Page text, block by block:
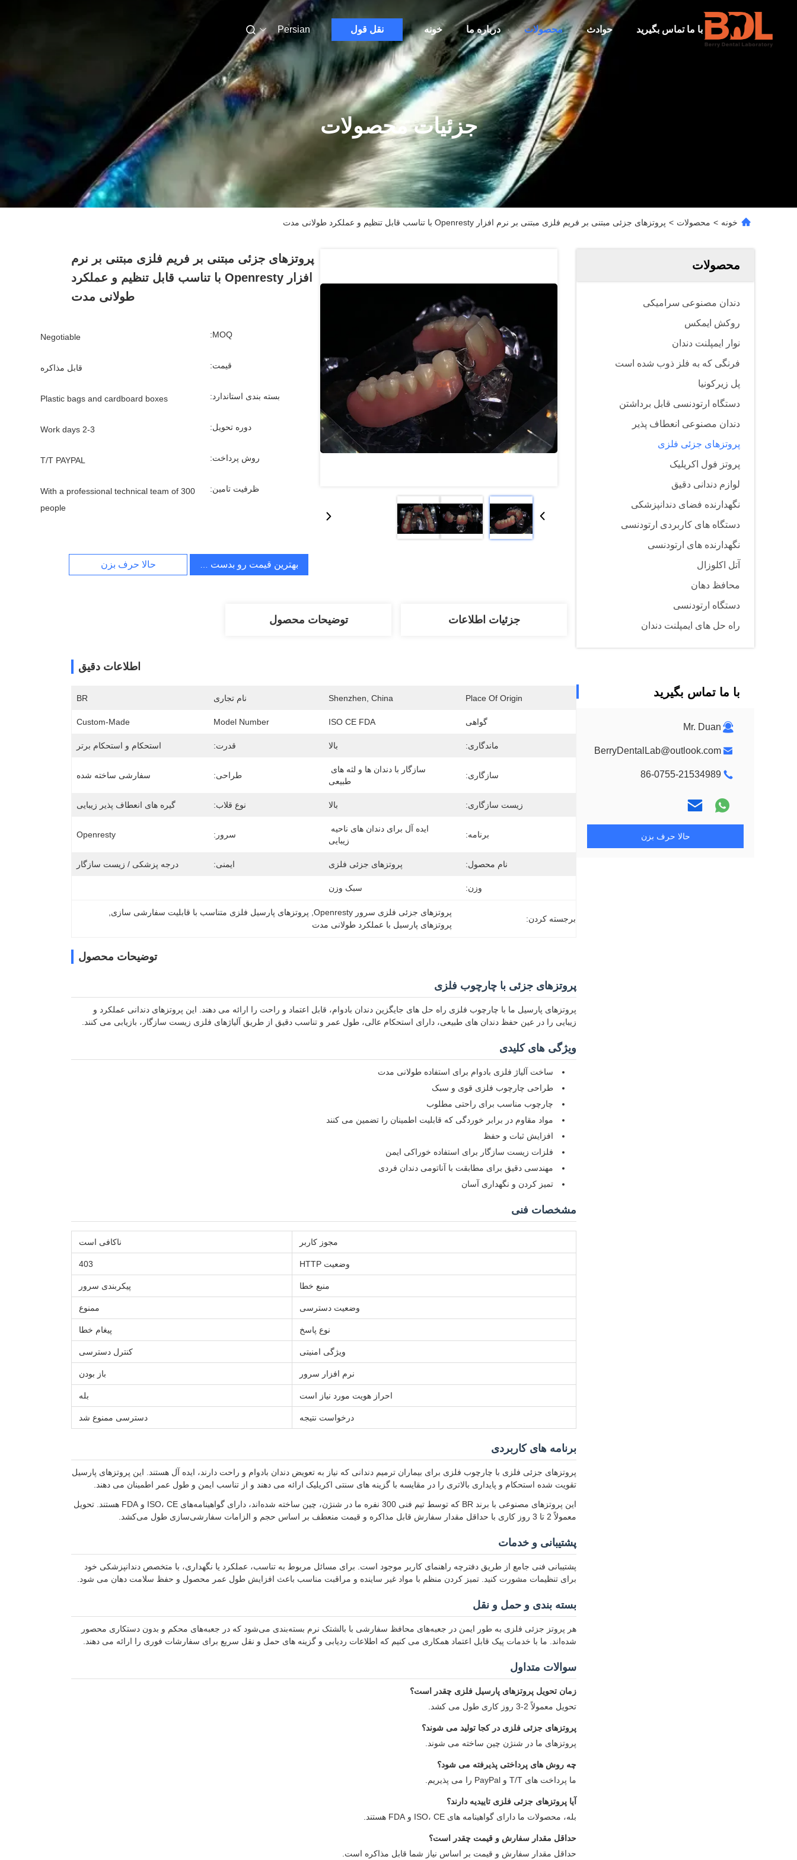
خونه درباره ما محصولات حوادث با ما تماس بگیرید نقل قول Persian
جزئیات محصولات
خونه > محصولات > پروتزهای جزئی مبتنی بر فریم فلزی مبتنی بر نرم افزار Openresty با تناسب قابل تنظیم و عملکرد طولانی مدت
محصولات
دندان مصنوعی سرامیکی
روکش ایمکس
نوار ایمپلنت دندان
فرنگی که به فلز ذوب شده است
پل زیرکونیا
دستگاه ارتودنسی قابل برداشتن
دندان مصنوعی انعطاف پذیر
پروتزهای جزئی فلزی
پروتز فول اکریلیک
لوازم دندانی دقیق
نگهدارنده فضای دندانپزشکی
دستگاه های کاربردی ارتودنسی
نگهدارنده های ارتودنسی
آتل اکلوزال
محافظ دهان
دستگاه ارتودنسی
راه حل های ایمپلنت دندان
با ما تماس بگیرید
Mr. Duan
BerryDentalLab@outlook.com
86-0755-21534989
حالا حرف بزن
پروتزهای جزئی مبتنی بر فریم فلزی مبتنی بر نرم
افزار Openresty با تناسب قابل تنظیم و عملکرد
طولانی مدت
MOQ:
Negotiable
قیمت: قابل مذاکره
بسته بندی استاندارد: Plastic bags and cardboard boxes
دوره تحویل: 2-3 Work days
روش پرداخت: T/T PAYPAL
ظرفیت تامین:
With a professional technical team of 300
people
بهترین قیمت رو بدست بیار حالا حرف بزن
جزئیات اطلاعات توضیحات محصول
اطلاعات دقیق
Place Of Origin
Shenzhen, China نام تجاری BR
گواهی ISO CE FDA
Model Number
Custom-Made
ماندگاری: بالا قدرت: استحکام و استحکام برتر
سازگاری:
طبیعی
طراحی: سفارشی ساخته شده
زیست سازگاری: بالا نوع قلاب: گیره های انعطاف پذیر زیبایی
برنامه:
زیبایی
سرور: Openresty
نام محصول: پروتزهای جزئی فلزی ایمنی: درجه پزشکی / زیست سازگار
وزن: سبک وزن
برجسته کردن:
پروتزهای جزئی فلزی سرور Openresty پروتزهای پارسیل فلزی متناسب با قابلیت سفارشی سازی
پروتزهای پارسیل با عملکرد طولانی مدت
توضیحات محصول
پروتزهای جزئی با چارچوب فلزی
پروتزهای پارسیل ما با چارچوب فلزی راه حل های جایگزین دندان بادوام، قابل اعتماد و راحت را ارائه می دهند. این پروتزهای دندانی عملکرد و
زیبایی را در عین حفظ دندان های طبیعی، دارای استحکام عالی، طول عمر و تناسب دقیق از طریق آلیاژهای فلزی زیست سازگار، بازیابی می کنند.
ویژگی های کلیدی
ساخت آلیاژ فلزی بادوام برای استفاده طولانی مدت
طراحی چارچوب فلزی قوی و سبک
چارچوب مناسب برای راحتی مطلوب
مواد مقاوم در برابر خوردگی که قابلیت اطمینان را تضمین می کنند
افزایش ثبات و حفظ
فلزات زیست سازگار برای استفاده خوراکی ایمن
مهندسی دقیق برای مطابقت با آناتومی دندان فردی
تمیز کردن و نگهداری آسان
مشخصات فنی
مجوز کاربر ناکافی است
وضعیت HTTP 403
منبع خطا پیکربندی سرور
وضعیت دسترسی ممنوع
نوع پاسخ پیغام خطا
ویژگی امنیتی کنترل دسترسی
نرم افزار سرور باز بودن
احراز هویت مورد نیاز است بله
درخواست نتیجه دسترسی ممنوع شد
برنامه های کاربردی
پروتزهای جزئی فلزی با چارچوب فلزی برای بیماران ترمیم دندانی که نیاز به تعویض دندان بادوام و راحت دارند، ایده آل هستند. این پروتزهای پارسیل
تقویت شده استحکام و پایداری بالاتری را در مقایسه با گزینه های سنتی اکریلیک ارائه می دهند و از تناسب ایمن و طول عمر اطمینان می دهند.
این پروتزهای مصنوعی با برند BR که توسط تیم فنی 300 نفره ما در شنژن، چین ساخته شده‌اند، دارای گواهینامه‌های ISO، CE و FDA هستند. تحویل
معمولاً 2 تا 3 روز کاری با حداقل مقدار سفارش قابل مذاکره و قیمت منعطف بر اساس حجم و الزامات سفارشی‌سازی طول می‌کشد.
پشتیبانی و خدمات
پشتیبانی فنی جامع از طریق دفترچه راهنمای کاربر موجود است. برای مسائل مربوط به تناسب، عملکرد یا نگهداری، با متخصص دندانپزشکی خود
برای تنظیمات مشورت کنید. تمیز کردن منظم با مواد غیر ساینده و مراقبت مناسب باعث افزایش طول عمر محصول و حفظ سلامت دهان می شود.
بسته بندی و حمل و نقل
هر پروتز جزئی فلزی به طور ایمن در جعبه‌های محافظ سفارشی با بالشتک نرم بسته‌بندی می‌شود که در جعبه‌های محکم و بدون دستکاری محصور
شده‌اند. ما با خدمات پیک قابل اعتماد همکاری می کنیم که اطلاعات ردیابی و گزینه های حمل و نقل سریع برای سفارشات فوری را ارائه می دهند.
سوالات متداول
زمان تحویل پروتزهای پارسیل فلزی چقدر است؟
تحویل معمولاً 2-3 روز کاری طول می کشد.
پروتزهای جزئی فلزی در کجا تولید می شوند؟
پروتزهای ما در شنژن چین ساخته می شوند.
چه روش های پرداختی پذیرفته می شود؟
ما پرداخت های T/T و PayPal را می پذیریم.
آیا پروتزهای جزئی فلزی تاییدیه دارند؟
بله، محصولات ما دارای گواهینامه های ISO، CE و FDA هستند.
حداقل مقدار سفارش و قیمت چقدر است؟
حداقل مقدار سفارش و قیمت بر اساس نیاز شما قابل مذاکره است.